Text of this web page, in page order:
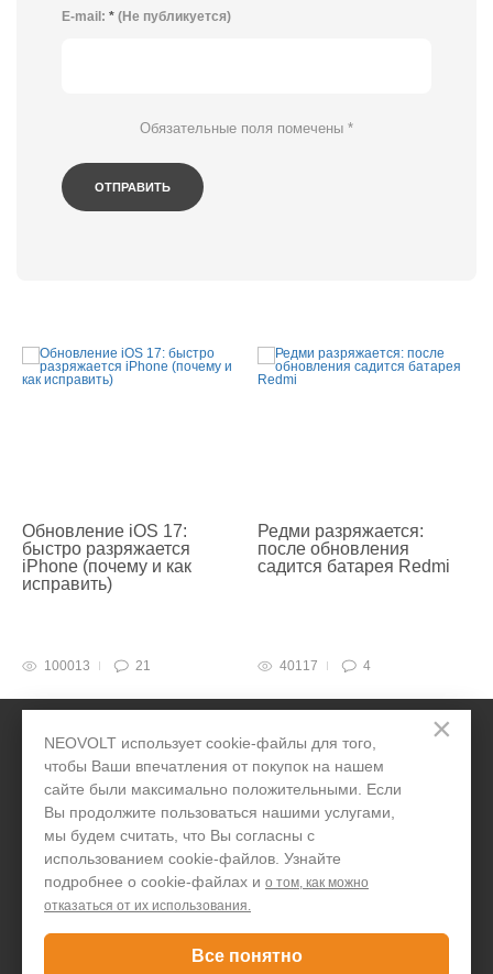
×
NEOVOLT использует cookie-файлы для того,
чтобы Ваши впечатления от покупок на нашем
сайте были максимально положительными. Если
Вы продолжите пользоваться нашими услугами,
мы будем считать, что Вы согласны с
использованием cookie-файлов. Узнайте
подробнее о cookie-файлах и о том, как можно
отказаться от их использования.
Все понятно
E-mail: * (Не публикуется)
Обязательные поля помечены *
Обновление iOS 17:
быстро разряжается
iPhone (почему и как
исправить)
100013 21
Редми разряжается:
после обновления
садится батарея Redmi
40117 4
Принимаем к оплате: